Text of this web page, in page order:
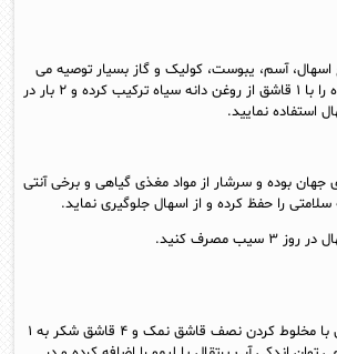
اسهال، آسم، یبوست، کولیک و گاز بسیار توصیه می
شود، ۱ لیوان ماست ساده را با ۱ قاشق از روغن دانه سیاه ترکیب کرده و ۲ بار در
استفاده نمایید.
جهان بوده و سرشار از مواد مغذی گیاهی و برخی آنتی
را حفظ کرده و از اسهال جلوگیری نماید.
مصرف کنید.
نوشیدنی های الکترولیتی با مخلوط کردن نصف قاشق نمک و ۴ قاشق شکر به ۱